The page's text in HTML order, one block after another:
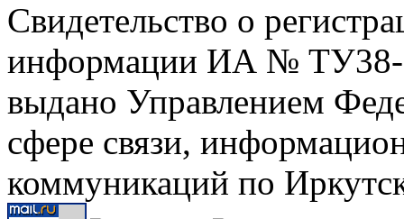
Свидетельство о
информации ИА № ТУ38-
выдано Управлением
сфере связи,
коммуникаций по